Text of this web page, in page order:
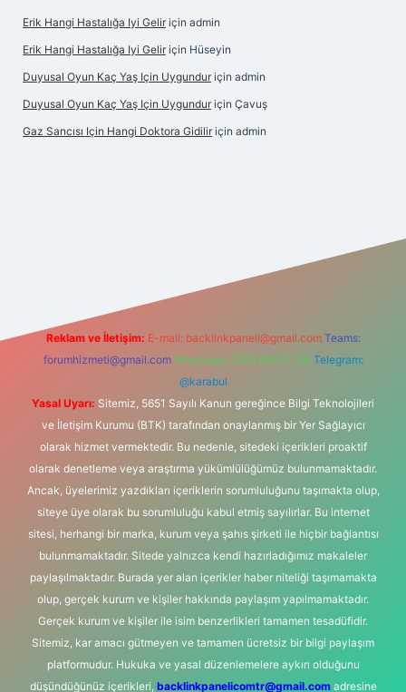
Erik Hangi Hastalığa Iyi Gelir için admin
Erik Hangi Hastalığa Iyi Gelir için Hüseyin
Duyusal Oyun Kaç Yaş Için Uygundur için admin
Duyusal Oyun Kaç Yaş Için Uygundur için Çavuş
Gaz Sancısı Için Hangi Doktora Gidilir için admin
Reklam ve İletişim: E-mail: backlinkpaneli@gmail.com Teams:
forumhizmeti@gmail.com Whatsapp: 0262 606 0 726 Telegram:
@karabul
Yasal Uyarı: Sitemiz, 5651 Sayılı Kanun gereğince Bilgi Teknolojileri
ve İletişim Kurumu (BTK) tarafından onaylanmış bir Yer Sağlayıcı
olarak hizmet vermektedir. Bu nedenle, sitedeki içerikleri proaktif
olarak denetleme veya araştırma yükümlülüğümüz bulunmamaktadır.
Ancak, üyelerimiz yazdıkları içeriklerin sorumluluğunu taşımakta olup,
siteye üye olarak bu sorumluluğu kabul etmiş sayılırlar. Bu internet
sitesi, herhangi bir marka, kurum veya şahıs şirketi ile hiçbir bağlantısı
bulunmamaktadır. Sitede yalnızca kendi hazırladığımız makaleler
paylaşılmaktadır. Burada yer alan içerikler haber niteliği taşımamakta
olup, gerçek kurum ve kişiler hakkında paylaşım yapılmamaktadır.
Gerçek kurum ve kişiler ile isim benzerlikleri tamamen tesadüfidir.
Sitemiz, kar amacı gütmeyen ve tamamen ücretsiz bir bilgi paylaşım
platformudur. Hukuka ve yasal düzenlemelere aykırı olduğunu
düşündüğünüz içerikleri, backlinkpanelicomtr@gmail.comadresine